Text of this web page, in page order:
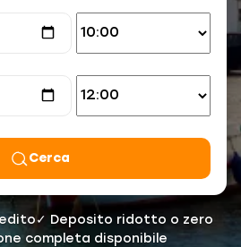
Cerca
✓ Deposito ridotto o zero
completa disponibile